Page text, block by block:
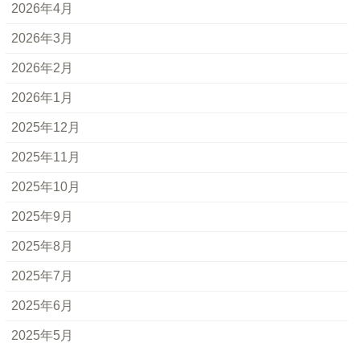
2026年4月
2026年3月
2026年2月
2026年1月
2025年12月
2025年11月
2025年10月
2025年9月
2025年8月
2025年7月
2025年6月
2025年5月